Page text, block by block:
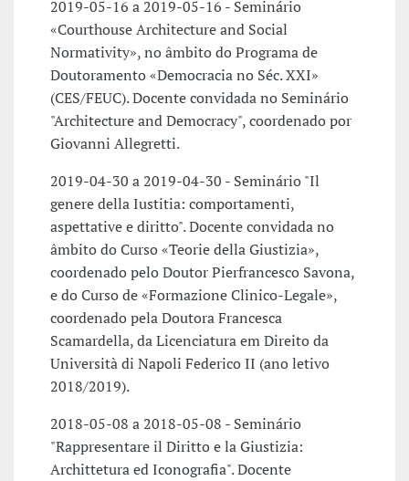
2019-05-16 a 2019-05-16 - Seminário
«Courthouse Architecture and Social
Normativity», no âmbito do Programa de
Doutoramento «Democracia no Séc. XXI»
(CES/FEUC). Docente convidada no Seminário
"Architecture and Democracy", coordenado por
Giovanni Allegretti.
2019-04-30 a 2019-04-30 - Seminário "Il
genere della Iustitia: comportamenti,
aspettative e diritto". Docente convidada no
âmbito do Curso «Teorie della Giustizia»,
coordenado pelo Doutor Pierfrancesco Savona,
e do Curso de «Formazione Clinico-Legale»,
coordenado pela Doutora Francesca
Scamardella, da Licenciatura em Direito da
Università di Napoli Federico II (ano letivo
2018/2019).
2018-05-08 a 2018-05-08 - Seminário
"Rappresentare il Diritto e la Giustizia:
Archittetura ed Iconografia". Docente